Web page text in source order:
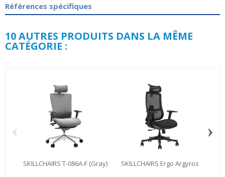
Références spécifiques
10 AUTRES PRODUITS DANS LA MÊME
CATÉGORIE :
SKILLCHAIRS T-086A-F (Gray) SKILLCHAIRS Ergo Argyros
‹ ›